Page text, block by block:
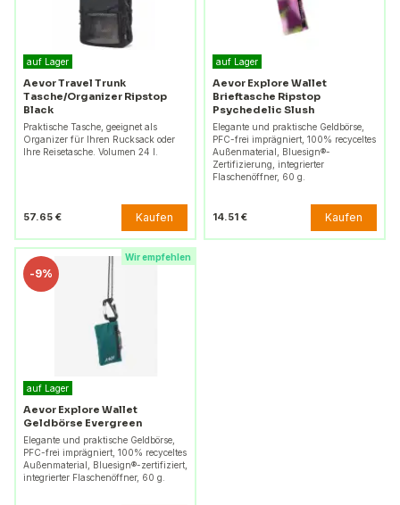
auf Lager
Aevor Travel Trunk
Tasche/Organizer Ripstop
Black
Praktische Tasche, geeignet als
Organizer für Ihren Rucksack oder
Ihre Reisetasche. Volumen 24 l.
57.65 € Kaufen
auf Lager
Aevor Explore Wallet
Brieftasche Ripstop
Psychedelic Slush
Elegante und praktische Geldbörse,
PFC-frei imprägniert, 100% recyceltes
Außenmaterial, Bluesign®-
Zertifizierung, integrierter
Flaschenöffner, 60 g.
14.51 € Kaufen
Wir empfehlen
-9%
auf Lager
Aevor Explore Wallet
Geldbörse Evergreen
Elegante und praktische Geldbörse,
PFC-frei imprägniert, 100% recyceltes
Außenmaterial, Bluesign®-zertifiziert,
integrierter Flaschenöffner, 60 g.